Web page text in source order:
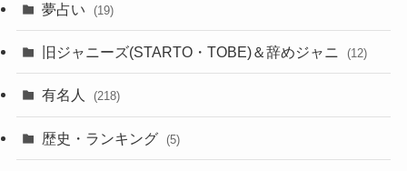
夢占い (19)
旧ジャニーズ(STARTO・TOBE)＆辞めジャニ (12)
有名人 (218)
歴史・ランキング (5)